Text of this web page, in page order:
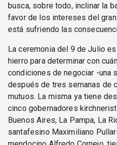
busca, sobre todo, inclinar la
favor de los intereses del
está sufriendo las
La ceremonia del 9 de Julio
hierro para determinar con
condiciones de negociar -una
después de tres semanas de
mutuos. La misma ya tiene
cinco gobernadores
Buenos Aires, La Pampa, La
santafesino Maximiliano